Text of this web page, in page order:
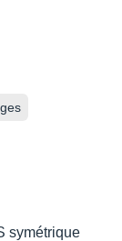
symétrique